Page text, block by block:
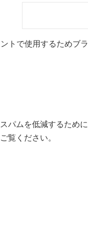
トで使用するためブ
パムを低減するために
覧ください。